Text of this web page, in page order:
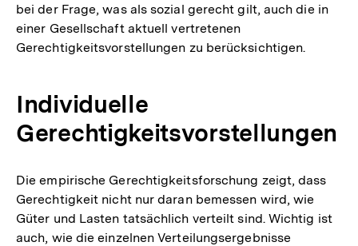
bei der Frage, was als sozial gerecht gilt, auch die in
einer Gesellschaft aktuell vertretenen
Gerechtigkeitsvorstellungen zu berücksichtigen.
Individuelle
Gerechtigkeitsvorstellungen
Die empirische Gerechtigkeitsforschung zeigt, dass
Gerechtigkeit nicht nur daran bemessen wird, wie
Güter und Lasten tatsächlich verteilt sind. Wichtig ist
auch, wie die einzelnen Verteilungsergebnisse